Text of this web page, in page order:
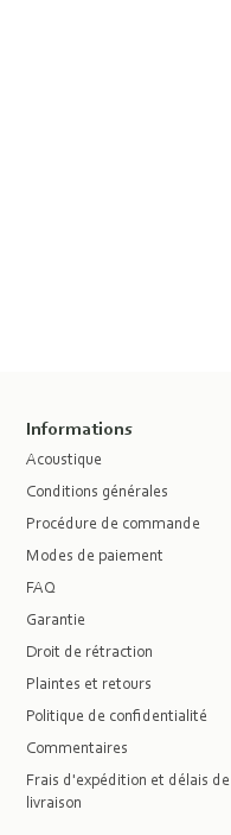
Informations
Acoustique
Conditions générales
Procédure de commande
Modes de paiement
FAQ
Garantie
Droit de rétraction
Plaintes et retours
Politique de confidentialité
Commentaires
Frais d'expédition et délais de
livraison